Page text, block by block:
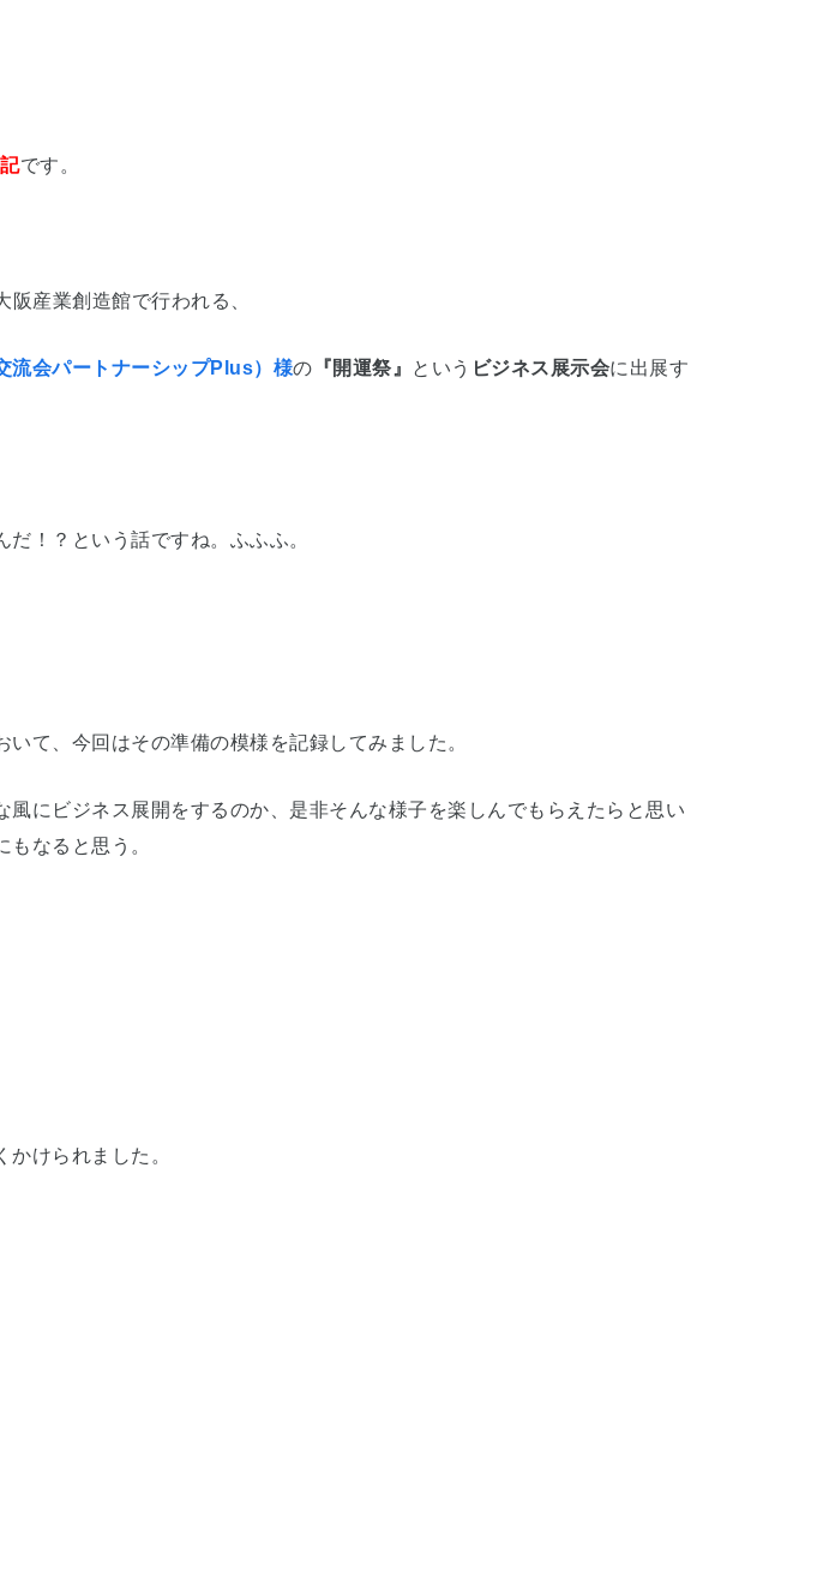
です。
産業創造館で行われる、
流会パートナーシップPlus）様の 『開運祭』 という ビジネス展示会に出展す
！？という話ですね。ふふふ。
て、今回はその準備の模様を記録してみました。
風にビジネス展開をするのか、是非そんな様子を楽しんでもらえたらと思い
なると思う。
けられました。